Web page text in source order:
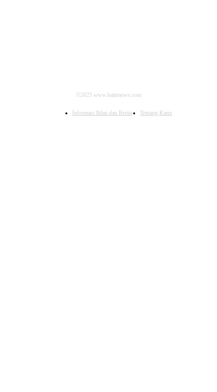
©2025 www.balienews.com
Informasi Iklan dan Berita Tentang Kami